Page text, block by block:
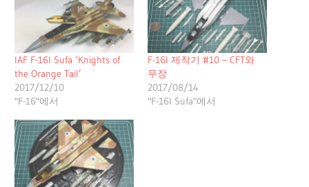
IAF F-16I Sufa ‘Knights of
the Orange Tail’
2017/12/10
"F-16"에서
F-16I 제작기 #10 – CFT와
무장
2017/08/14
"F-16I Sufa"에서